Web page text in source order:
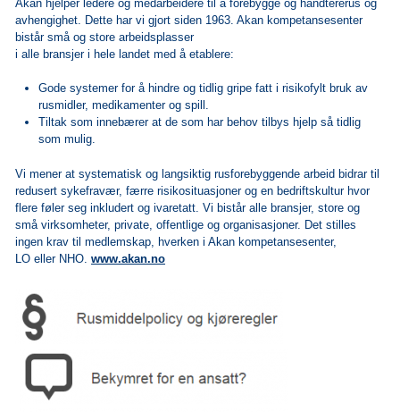
Akan hjelper ledere og medarbeidere til å forebygge og håndtererus og
avhengighet. Dette har vi gjort siden 1963. Akan kompetansesenter
bistår små og store arbeidsplasser
i alle bransjer i hele landet med å etablere:
Gode systemer for å hindre og tidlig gripe fatt i risikofylt bruk av
rusmidler, medikamenter og spill.
Tiltak som innebærer at de som har behov tilbys hjelp så tidlig
som mulig.
Vi mener at systematisk og langsiktig rusforebyggende arbeid bidrar til
redusert sykefravær, færre risikosituasjoner og en bedriftskultur hvor
flere føler seg inkludert og ivaretatt. Vi bistår alle bransjer, store og
små virksomheter, private, offentlige og organisasjoner. Det stilles
ingen krav til medlemskap, hverken i Akan kompetansesenter,
LO eller NHO.www.akan.no